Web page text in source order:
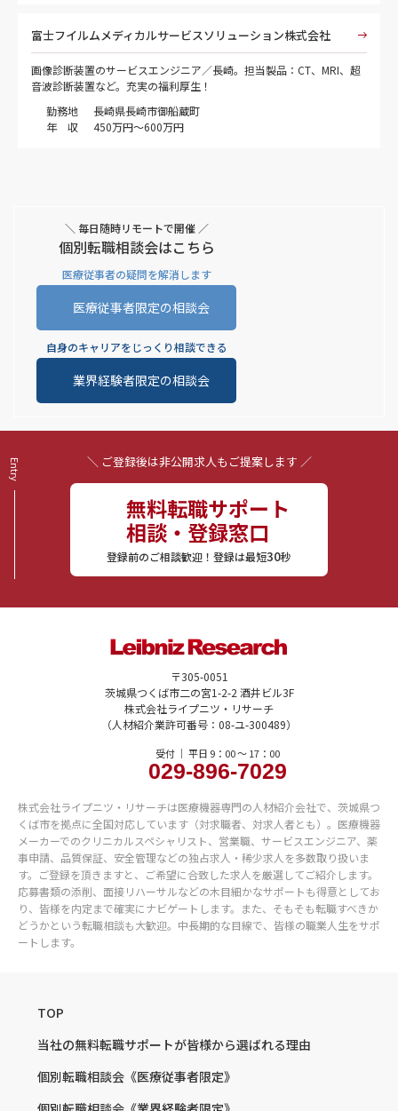
富士フイルムメディカルサービスソリューション株式会社
画像診断装置のサービスエンジニア／長崎。担当製品：CT、MRI、超
音波診断装置など。充実の福利厚生！
勤務地
長崎県長崎市御船蔵町
年 収
450万円～600万円
＼ 毎日随時リモートで開催 ／
個別転職相談会はこちら
医療従事者の疑問を解消します
医療従事者限定の相談会
自身のキャリアをじっくり相談できる
業界経験者限定の相談会
＼ ご登録後は非公開求人もご提案します ／
無料転職サポート
相談・登録窓口
登録前のご相談歓迎！登録は最短30秒
〒305-0051
茨城県つくば市二の宮1-2-2 酒井ビル3F
株式会社ライプニツ・リサーチ
（人材紹介業許可番号：08-ユ-300489）
受付 ｜ 平日 9：00 〜 17：00
029-896-7029
株式会社ライプニツ・リサーチは医療機器専門の人材紹介会社で、茨城県つ
くば市を拠点に全国対応しています（対求職者、対求人者とも）。医療機器
メーカーでのクリニカルスペシャリスト、営業職、サービスエンジニア、薬
事申請、品質保証、安全管理などの独占求人・稀少求人を多数取り扱いま
す。ご登録を頂きますと、ご希望に合致した求人を厳選してご紹介します。
応募書類の添削、面接リハーサルなどの木目細かなサポートも得意としてお
り、皆様を内定まで確実にナビゲートします。また、そもそも転職すべきか
どうかという転職相談も大歓迎。中長期的な目線で、皆様の職業人生をサポ
ートします。
TOP
当社の無料転職サポートが皆様から選ばれる理由
個別転職相談会 《医療従事者限定》